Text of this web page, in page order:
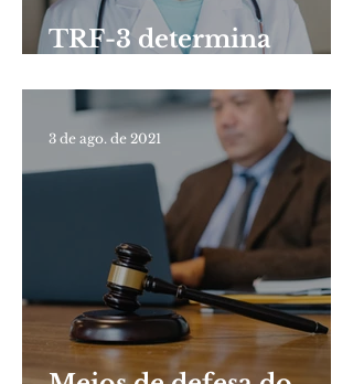
TRF-3 determina
carência de Fies de
médica recém-formada
3 de ago. de 2021